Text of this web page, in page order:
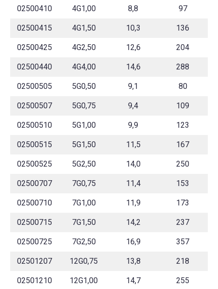
02500410 4G1,00 8,8 97
02500415 4G1,50 10,3 136
02500425 4G2,50 12,6 204
02500440 4G4,00 14,6 288
02500505 5G0,50 9,1 80
02500507 5G0,75 9,4 109
02500510 5G1,00 9,9 123
02500515 5G1,50 11,5 167
02500525 5G2,50 14,0 250
02500707 7G0,75 11,4 153
02500710 7G1,00 11,9 173
02500715 7G1,50 14,2 237
02500725 7G2,50 16,9 357
02501207 12G0,75 13,8 218
02501210 12G1,00 14,7 255